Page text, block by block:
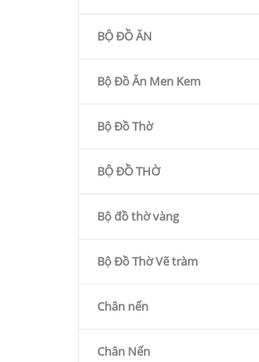
BỘ ĐỒ ĂN
Bộ Đồ Ăn Men Kem
Bộ Đồ Thờ
BỘ ĐỒ THỜ
Bộ đồ thờ vàng
Bộ Đồ Thờ Vẽ tràm
Chân nến
Chân Nến